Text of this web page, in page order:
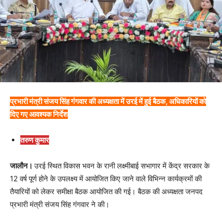
प्रभारी मंत्री संजय सिंह गंगवार की अध्यक्षता में उरई में हुई बैठक, अधिकारियों को
दिए गए आवश्यक निर्देश
तरुण कुमार
जालौन।उरई स्थित विकास भवन के रानी लक्ष्मीबाई सभागार में केंद्र सरकार के
12 वर्ष पूर्ण होने के उपलक्ष्य में आयोजित किए जाने वाले विभिन्न कार्यक्रमों की
तैयारियों को लेकर समीक्षा बैठक आयोजित की गई। बैठक की अध्यक्षता जनपद
प्रभारी मंत्री संजय सिंह गंगवार ने की।